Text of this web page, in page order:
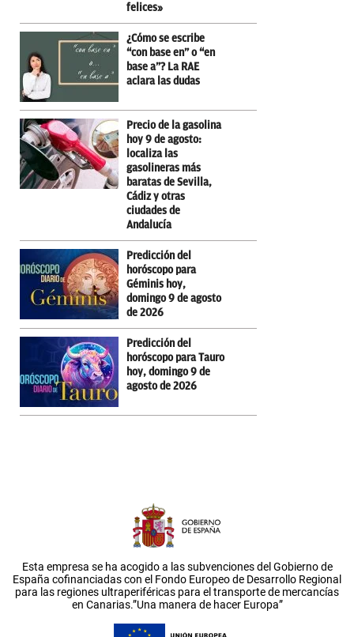
felices»
¿Cómo se escribe
“con base en” o “en
base a”? La RAE
aclara las dudas
Precio de la gasolina
hoy 9 de agosto:
localiza las
gasolineras más
baratas de Sevilla,
Cádiz y otras
ciudades de
Andalucía
Predicción del
horóscopo para
Géminis hoy,
domingo 9 de agosto
de 2026
Predicción del
horóscopo para Tauro
hoy, domingo 9 de
agosto de 2026
Esta empresa se ha acogido a las subvenciones del Gobierno de
España cofinanciadas con el Fondo Europeo de Desarrollo Regional
para las regiones ultraperiféricas para el transporte de mercancías
en Canarias.”Una manera de hacer Europa”